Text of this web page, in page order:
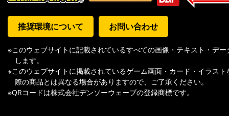
推奨環境について お問い合わせ
※このウェブサイトに記載されているすべての画像・テキスト・デ
します。
※このウェブサイトに掲載されているゲーム画面・カード・イラス
際の商品とは異なる場合がありますので、ご了承ください。
※QRコードは株式会社デンソーウェーブの登録商標です。